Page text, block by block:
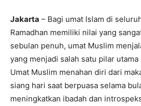
Jakarta – Bagi umat Islam di
Ramadhan memiliki nilai yang
sebulan penuh, umat Muslim
yang menjadi salah satu pilar utama
Umat ​​​​Muslim menahan diri dari
siang hari saat berpuasa selama
meningkatkan ibadah dan